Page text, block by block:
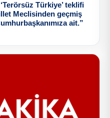
Türkiye’ teklifi
Meclisinden geçmiş
ait.”